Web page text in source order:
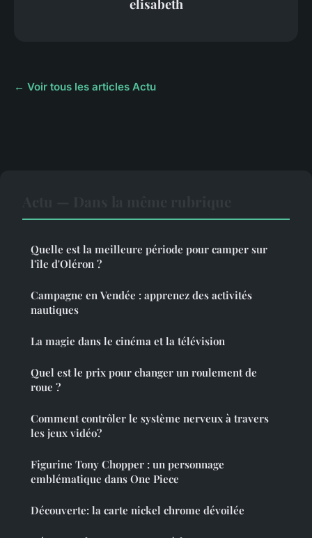
elisabeth
← Voir tous les articles Actu
Quelle est la meilleure période pour camper sur
l'île d'Oléron ?
Campagne en Vendée : apprenez des activités
nautiques
La magie dans le cinéma et la télévision
Quel est le prix pour changer un roulement de
roue ?
Comment contrôler le système nerveux à travers
les jeux vidéo?
Figurine Tony Chopper : un personnage
emblématique dans One Piece
Découverte: la carte nickel chrome dévoilée